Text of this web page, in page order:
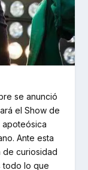
se anunció
el Show de
Ante esta
de curiosidad
todo lo que